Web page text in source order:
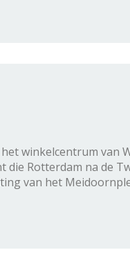
winkelcentrum van
Rotterdam na de
van het